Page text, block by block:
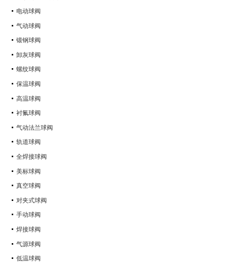
电动球阀
气动球阀
锻钢球阀
卸灰球阀
螺纹球阀
保温球阀
高温球阀
衬氟球阀
气动法兰球阀
轨道球阀
全焊接球阀
美标球阀
真空球阀
对夹式球阀
手动球阀
焊接球阀
气源球阀
低温球阀